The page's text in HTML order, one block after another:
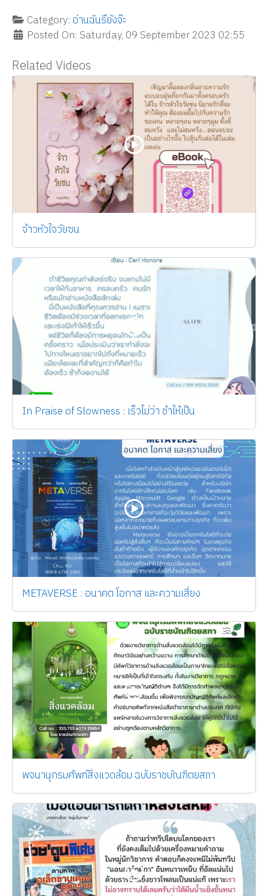
Category: อ่านฉันรึยังจ๊ะ
Posted On: Saturday, 09 September 2023 02:55
Related Videos
จ้าวหัวใจวัยซน
In Praise of Slowness : เร็วไม่ว่า ช้าให้เป็น
METAVERSE : อนาคต โอกาส และความเสี่ยง
พจนานุกรมศัพท์สิ่งแวดล้อม ฉบับราชบัณฑิตยสภา